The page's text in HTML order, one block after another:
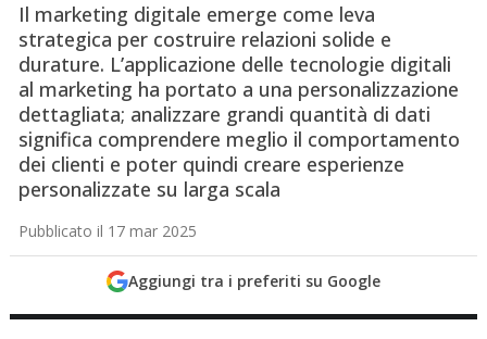
Il marketing digitale emerge come leva
strategica per costruire relazioni solide e
durature. L’applicazione delle tecnologie digitali
al marketing ha portato a una personalizzazione
dettagliata; analizzare grandi quantità di dati
significa comprendere meglio il comportamento
dei clienti e poter quindi creare esperienze
personalizzate su larga scala
Pubblicato il 17 mar 2025
Aggiungi tra i preferiti su Google